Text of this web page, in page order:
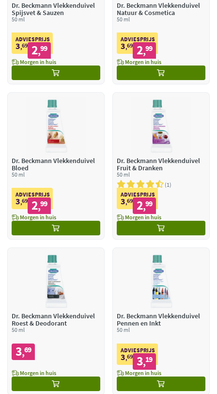
Dr. Beckmann Vlekkenduivel
Spijsvet & Sauzen
50 ml
ADVIESPRIJS
3,69 2,99
Morgen in huis
Dr. Beckmann Vlekkenduivel
Natuur & Cosmetica
50 ml
ADVIESPRIJS
3,69 2,99
Morgen in huis
Dr. Beckmann Vlekkenduivel
Bloed
50 ml
ADVIESPRIJS
3,69 2,99
Morgen in huis
Dr. Beckmann Vlekkenduivel
Fruit & Dranken
50 ml
1
ADVIESPRIJS
3,69 2,99
Morgen in huis
Dr. Beckmann Vlekkenduivel
Roest & Deodorant
50 ml
3,69
Morgen in huis
Dr. Beckmann Vlekkenduivel
Pennen en Inkt
50 ml
ADVIESPRIJS
3,69 3,19
Morgen in huis